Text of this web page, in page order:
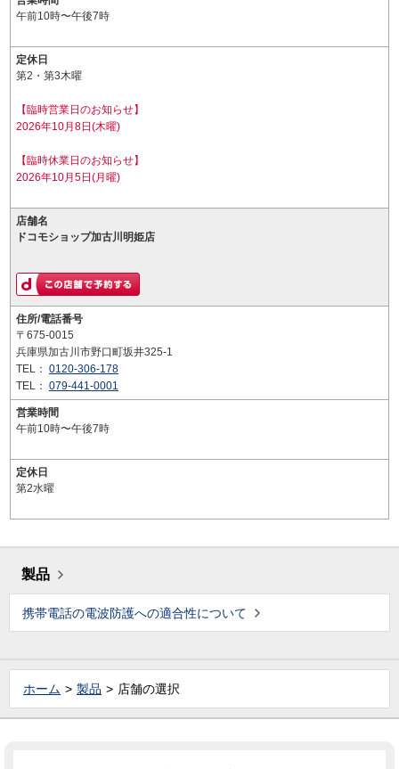
午前10時〜午後7時
定休日
第2・第3木曜
【臨時営業日のお知らせ】
2026年10月8日(木曜)
【臨時休業日のお知らせ】
2026年10月5日(月曜)
店舗名
ドコモショップ加古川明姫店
住所/電話番号
〒675-0015
兵庫県加古川市野口町坂井325-1
TEL： 0120-306-178
TEL： 079-441-0001
営業時間
午前10時〜午後7時
定休日
第2水曜
製品
携帯電話の電波防護への適合性について
ホーム 製品 店舗の選択